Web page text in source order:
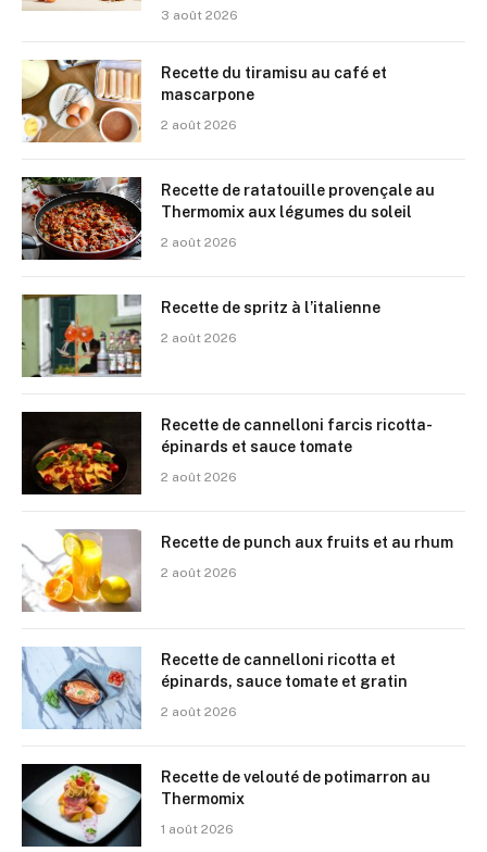
3 août 2026
Recette du tiramisu au café et
mascarpone
2 août 2026
Recette de ratatouille provençale au
Thermomix aux légumes du soleil
2 août 2026
Recette de spritz à l’italienne
2 août 2026
Recette de cannelloni farcis ricotta-
épinards et sauce tomate
2 août 2026
Recette de punch aux fruits et au rhum
2 août 2026
Recette de cannelloni ricotta et
épinards, sauce tomate et gratin
2 août 2026
Recette de velouté de potimarron au
Thermomix
1 août 2026